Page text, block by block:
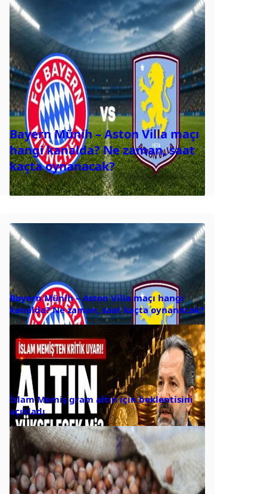
Bayern Münih – Aston Villa maçı
hangi kanalda? Ne zaman, saat
kaçta oynanacak?
Bayern Münih – Aston Villa maçı hangi
kanalda? Ne zaman, saat kaçta oynanacak?
İslam Memiş gram altın için beklentisini
açıkladı